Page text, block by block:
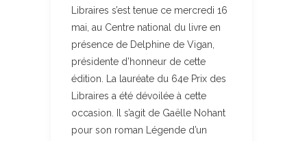
Libraires s’est tenue ce mercredi 16
mai, au Centre national du livre en
présence de Delphine de Vigan,
présidente d’honneur de cette
édition. La lauréate du 64e Prix des
Libraires a été dévoilée à cette
occasion. Il s’agit de Gaëlle Nohant
pour son roman Légende d’un